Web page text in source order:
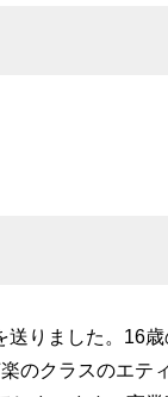
りました。16
のクラスのエテ